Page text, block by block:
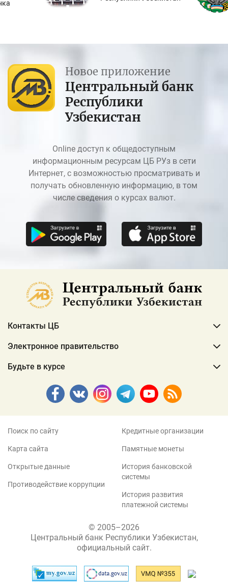
Новое приложение
Центральный банк
Республики
Узбекистан
Online доступ к общедоступным
информационным ресурсам ЦБ РУз в сети
Интернет, с возможностью просматривать и
получать обновленную информацию, в том
числе сведения о курсах валют.
Контакты ЦБ
Электронное правительство
Будьте в курсе
Поиск по сайту
Карта сайта
Открытые данные
Противодействие коррупции
Кредитные организации
Памятные монеты
История банковской
системы
История развития
платежной системы
© 2005–2026
Центральный банк Республики Узбекистан,
официальный сайт.